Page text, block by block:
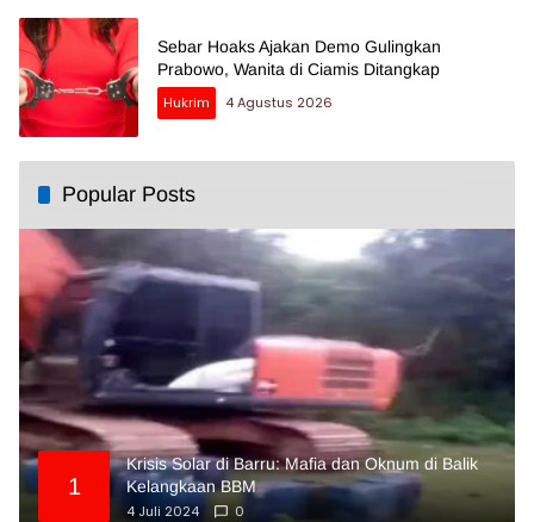
Sebar Hoaks Ajakan Demo Gulingkan
Prabowo, Wanita di Ciamis Ditangkap
Hukrim
4 Agustus 2026
Popular Posts
1
Krisis Solar di Barru: Mafia dan Oknum di Balik
Kelangkaan BBM
4 Juli 2024
0